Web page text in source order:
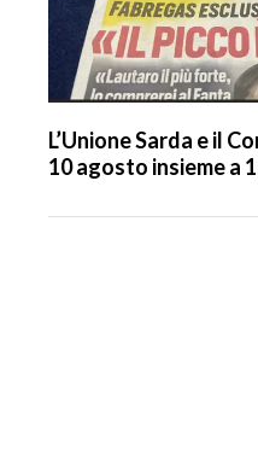
L’Unione Sarda e il
10 agosto insieme a